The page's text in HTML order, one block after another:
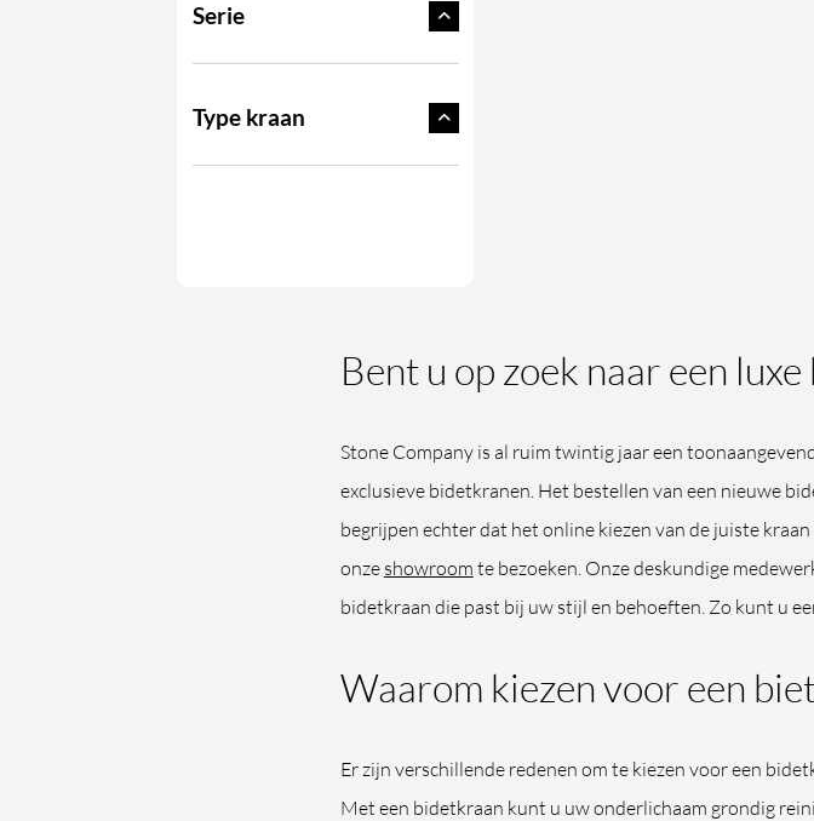
Serie
Type kraan
Bent u op zoek naar een
Stone Company is al ruim twintig jaar een
exclusieve bidetkranen. Het bestellen van een nieuwe
begrijpen echter dat het online kiezen van de juiste
onze showroom te bezoeken. Onze deskundige
bidetkraan die past bij uw stijl en behoeften. Zo kunt u
Waarom kiezen voor een
Er zijn verschillende redenen om te kiezen voor een
Met een bidetkraan kunt u uw onderlichaam grondig